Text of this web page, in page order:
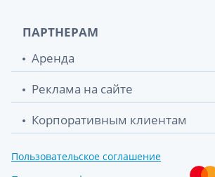
Подгузники д/женщ tena lady pants plus l
№8 creme
Подгузники д/взр TENA (Тена) pants
normal large №10
Пеленки TENA (Тена) bed underpad plus
60смх90см №30
Подгузники д/взр TENA (Тена) slip plus
ПАРТНЕРАМ
Аренда
Реклама на сайте
Корпоративным клиентам
Пользовательское соглашение